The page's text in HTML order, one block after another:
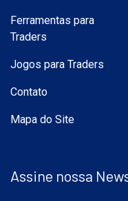
Ferramentas para
Traders
Jogos para Traders
Contato
Mapa do Site
Assine nossa